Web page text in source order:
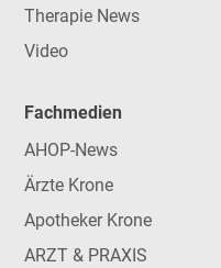
Therapie News
Video
Fachmedien
AHOP-News
Ärzte Krone
Apotheker Krone
ARZT & PRAXIS